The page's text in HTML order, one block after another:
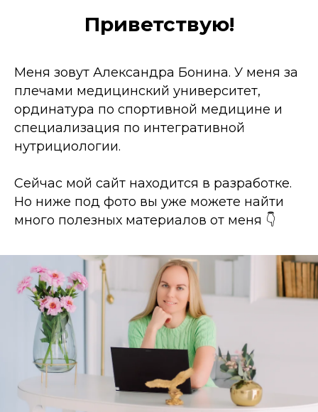
Приветствую!
Меня зовут Александра Бонина. У меня за
плечами медицинский университет,
ординатура по спортивной медицине и
специализация по интегративной
нутрициологии.
Сейчас мой сайт находится в разработке.
Но ниже под фото вы уже можете найти
много полезных материалов от меня 👇